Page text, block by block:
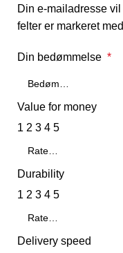
Din e-mailadresse
felter er markeret med
Din bedømmelse *
Value for money
1 2 3 4 5
Durability
1 2 3 4 5
Delivery speed